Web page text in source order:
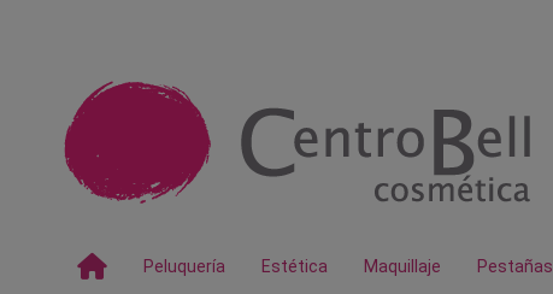
Peluquería Estética Maquillaje Pestañas